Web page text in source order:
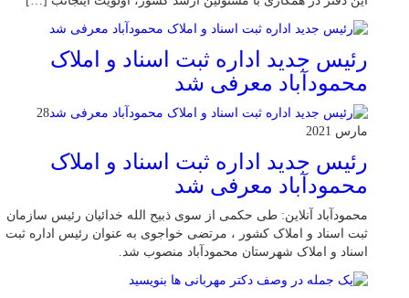
رئیس جدید اداره ثبت اسناد و املاک
محمودآباد معرفی شد
28
مارس 2021
رئیس جدید اداره ثبت اسناد و املاک
محمودآباد معرفی شد
محمودآباد آنلاین: طی حکمی از سوی ذبیح الله خدائیان رئیس سازمان
ثبت اسناد و املاک کشور ، مرتضی خواجوی به عنوان رئیس اداره ثبت
اسناد و املاک شهرستان محمودآباد منصوب شد.